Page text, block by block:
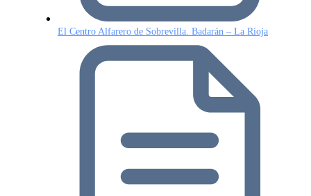
El Centro Alfarero de Sobrevilla. Badarán – La Rioja